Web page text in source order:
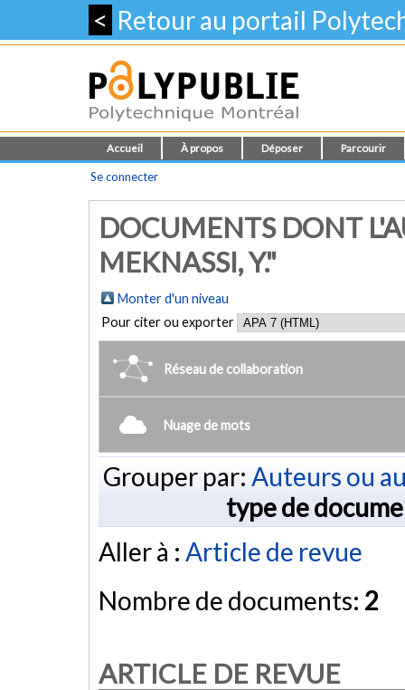
< Retour au portail
Accueil À propos Déposer Parcourir
Se connecter
DOCUMENTS DONT
MEKNASSI, Y."
Monter d'un niveau
Pour citer ou exporter
Réseau de collaboration
Nuage de mots
Grouper par: Auteurs ou
type de
Aller à : Article de revue
Nombre de documents: 2
ARTICLE DE REVUE